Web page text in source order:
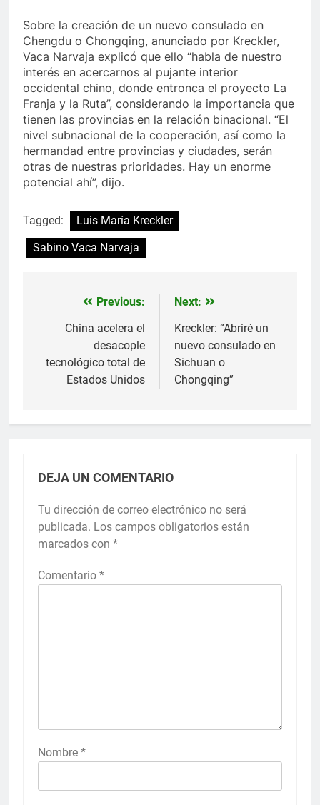
Sobre la creación de un nuevo consulado en
Chengdu o Chongqing, anunciado por Kreckler,
Vaca Narvaja explicó que ello “habla de nuestro
interés en acercarnos al pujante interior
occidental chino, donde entronca el proyecto La
Franja y la Ruta”, considerando la importancia que
tienen las provincias en la relación binacional. “El
nivel subnacional de la cooperación, así como la
hermandad entre provincias y ciudades, serán
otras de nuestras prioridades. Hay un enorme
potencial ahí”, dijo.
Tagged:
Luis María Kreckler
Sabino Vaca Narvaja
Navegación
entradas
Previous:
China acelera el
desacople
tecnológico total de
Estados Unidos
Next:
Kreckler: “Abriré un
nuevo consulado en
Sichuan o
Chongqing”
DEJA UN COMENTARIO
Tu dirección de correo electrónico no será
publicada. Los campos obligatorios están
marcados con *
Comentario *
Nombre *